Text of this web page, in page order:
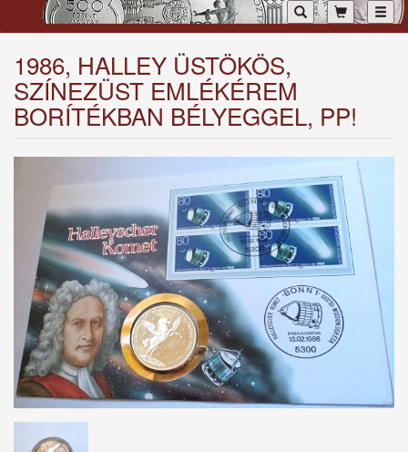
1986, HALLEY ÜSTÖKÖS,
SZÍNEZÜST EMLÉKÉREM
BORÍTÉKBAN BÉLYEGGEL, PP!